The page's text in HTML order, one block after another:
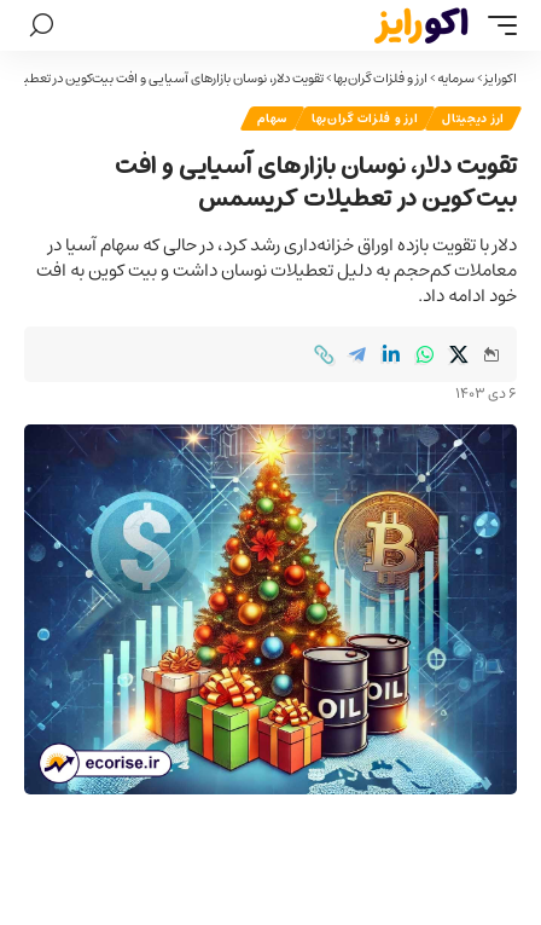
اکورایز>سرمایه>ارز و فلزات گران‌بها>تقویت دلار، نوسان بازارهای آسیایی و افت بیت‌کوین در
ارز دیجیتال ارز و فلزات گران‌بها سهام
تقویت دلار، نوسان بازارهای آسیایی و افت
بیت‌کوین در تعطیلات کریسمس
دلار با تقویت بازده اوراق خزانه‌داری رشد کرد، در حالی که سهام آسیا در
معاملات کم‌حجم به دلیل تعطیلات نوسان داشت و بیت کوین به افت
خود ادامه داد.
6 دی 1403